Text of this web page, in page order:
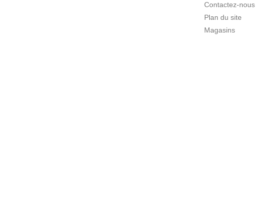
Contactez-nous
Plan du site
Magasins